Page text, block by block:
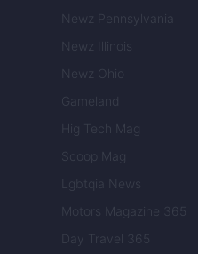
Newz Pennsylvania
Newz Illinois
Newz Ohio
Gameland
Hig Tech Mag
Scoop Mag
Lgbtqia News
Motors Magazine 365
Day Travel 365